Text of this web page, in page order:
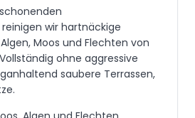
wir hartnäckige
Moos und Flechten von
ohne aggressive
saubere Terrassen,